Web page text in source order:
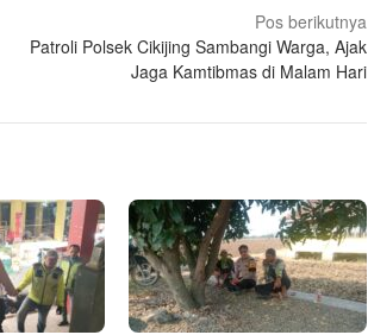
Pos berikutnya
Patroli Polsek Cikijing Sambangi Warga, Ajak
Jaga Kamtibmas di Malam Hari